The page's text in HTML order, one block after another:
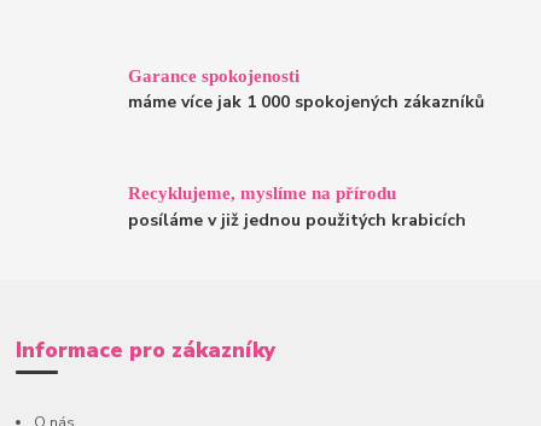
Garance spokojenosti
máme více jak 1 000 spokojených zákazníků
Recyklujeme, myslíme na přírodu
posíláme v již jednou použitých krabicích
Informace pro zákazníky